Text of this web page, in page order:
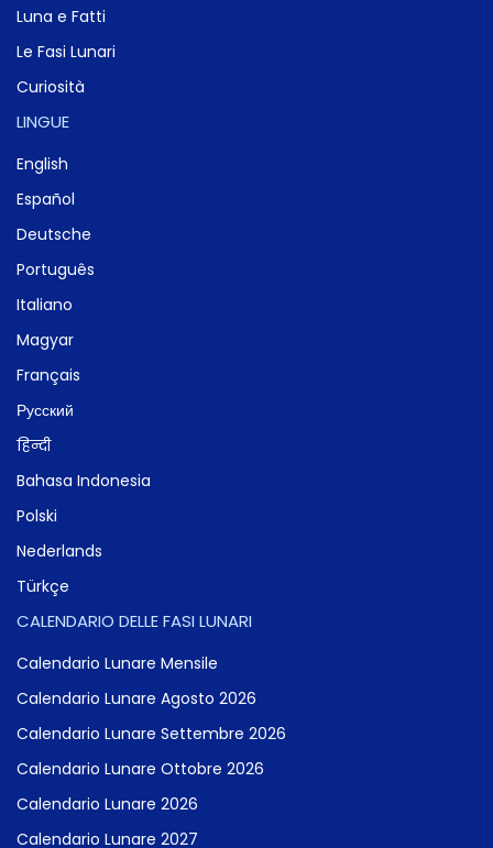
Luna e Fatti
Le Fasi Lunari
Curiosità
LINGUE
English
Español
Deutsche
Português
Italiano
Magyar
Français
Русский
हिन्दी
Bahasa Indonesia
Polski
Nederlands
Türkçe
CALENDARIO DELLE FASI LUNARI
Calendario Lunare Mensile
Calendario Lunare Agosto 2026
Calendario Lunare Settembre 2026
Calendario Lunare Ottobre 2026
Calendario Lunare 2026
Calendario Lunare 2027